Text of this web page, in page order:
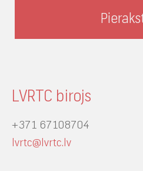
LVRTC birojs
+371 67108704
lvrtc@lvrtc.lv